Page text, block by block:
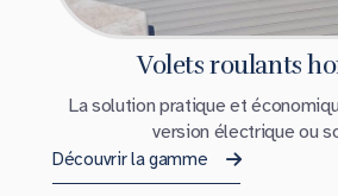
Volets roulants
La solution pratique et
version électrique ou
Découvrir la gamme